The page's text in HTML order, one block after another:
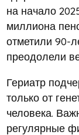
на начало
миллиона
отметили 90-
преодолели
Гериатр
только от
человека.
регулярные